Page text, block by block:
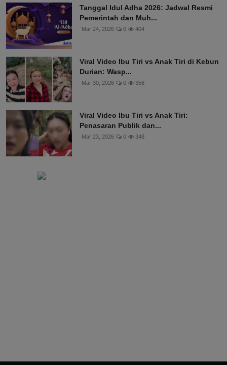
Tanggal Idul Adha 2026: Jadwal Resmi
Pemerintah dan Muh...
Mar 24, 2026 0 404
Viral Video Ibu Tiri vs Anak Tiri di Kebun
Durian: Wasp...
Mar 30, 2026 0 356
Viral Video Ibu Tiri vs Anak Tiri:
Penasaran Publik dan...
Mar 23, 2026 0 348